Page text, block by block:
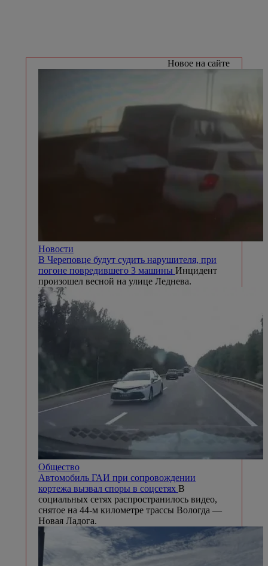
Новое на сайте
Новости
В Череповце будут судить нарушителя, при
погоне повредившего 3 машины Инцидент
произошел весной на улице Леднева.
Общество
Автомобиль ГАИ при сопровождении
кортежа вызвал споры в соцсетях В
социальных сетях распространилось видео,
снятое на 44-м километре трассы Вологда —
Новая Ладога.